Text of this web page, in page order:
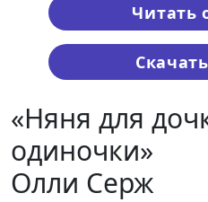
Читать
«Няня для
одиночки»
Олли Серж